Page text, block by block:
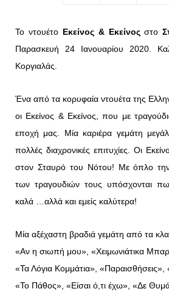
Το ντουέτο Εκείνος & Εκείνοςστο
Παρασκευή 24 Ιανουαρίου 2020.
Κοργιαλάς.
Ένα από τα κορυφαία ντουέτα της
οι Εκείνος & Εκείνος, που με
εποχή μας. Μία καριέρα γεμάτη
πολλές διαχρονικές επιτυχίες. Οι
στον Σταυρό του Νότου! Με όπλο
των τραγουδιών τους υπόσχονται
καλά …αλλά και εμείς καλύτερα!
Μία αξέχαστη βραδιά γεμάτη από τα
«Αν η σιωπή μου», «Χειμωνιάτικα
«Τα Λόγια Κομμάτια»,
«Το Πάθος», «Eίσαι ό,τι έχω», «Δε